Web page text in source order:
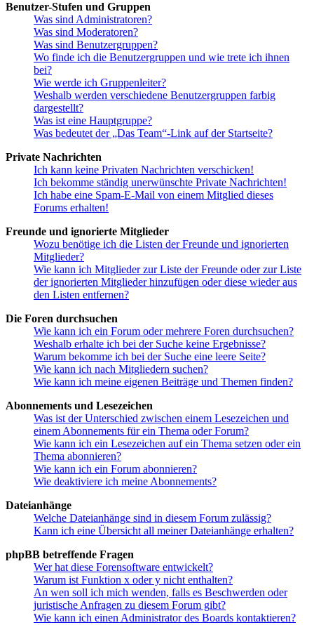
Benutzer-Stufen und Gruppen
Was sind Administratoren?
Was sind Moderatoren?
Was sind Benutzergruppen?
Wo finde ich die Benutzergruppen und wie trete ich ihnen
bei?
Wie werde ich Gruppenleiter?
Weshalb werden verschiedene Benutzergruppen farbig
dargestellt?
Was ist eine Hauptgruppe?
Was bedeutet der „Das Team“-Link auf der Startseite?
Private Nachrichten
Ich kann keine Privaten Nachrichten verschicken!
Ich bekomme ständig unerwünschte Private Nachrichten!
Ich habe eine Spam-E-Mail von einem Mitglied dieses
Forums erhalten!
Freunde und ignorierte Mitglieder
Wozu benötige ich die Listen der Freunde und ignorierten
Mitglieder?
Wie kann ich Mitglieder zur Liste der Freunde oder zur Liste
der ignorierten Mitglieder hinzufügen oder diese wieder aus
den Listen entfernen?
Die Foren durchsuchen
Wie kann ich ein Forum oder mehrere Foren durchsuchen?
Weshalb erhalte ich bei der Suche keine Ergebnisse?
Warum bekomme ich bei der Suche eine leere Seite?
Wie kann ich nach Mitgliedern suchen?
Wie kann ich meine eigenen Beiträge und Themen finden?
Abonnements und Lesezeichen
Was ist der Unterschied zwischen einem Lesezeichen und
einem Abonnements für ein Thema oder Forum?
Wie kann ich ein Lesezeichen auf ein Thema setzen oder ein
Thema abonnieren?
Wie kann ich ein Forum abonnieren?
Wie deaktiviere ich meine Abonnements?
Dateianhänge
Welche Dateianhänge sind in diesem Forum zulässig?
Kann ich eine Übersicht all meiner Dateianhänge erhalten?
phpBB betreffende Fragen
Wer hat diese Forensoftware entwickelt?
Warum ist Funktion x oder y nicht enthalten?
An wen soll ich mich wenden, falls es Beschwerden oder
juristische Anfragen zu diesem Forum gibt?
Wie kann ich einen Administrator des Boards kontaktieren?